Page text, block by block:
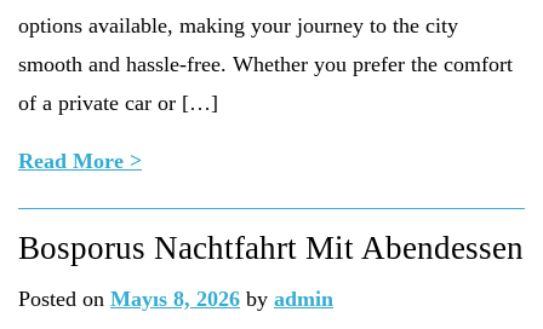
options available, making your journey to the city
smooth and hassle-free. Whether you prefer the comfort
of a private car or […]
Read More >
Bosporus Nachtfahrt Mit Abendessen
Posted on Mayıs 8, 2026 by admin